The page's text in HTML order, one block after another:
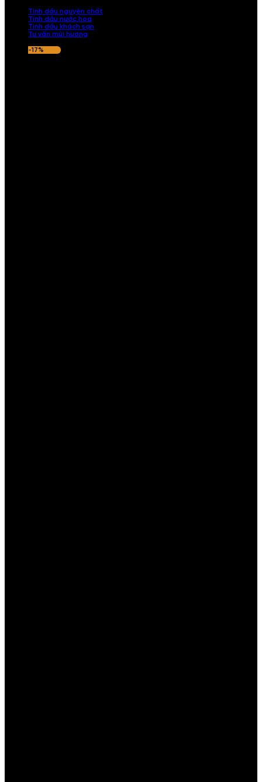
Tinh dầu nguyên chất
Tinh dầu nước hoa
Tinh dầu khách sạn
Tư vấn mùi hương
-17%